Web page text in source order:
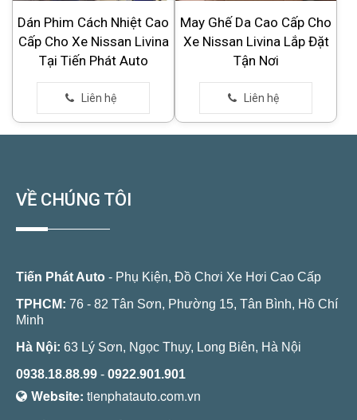
Dán Phim Cách Nhiệt Cao
Cấp Cho Xe Nissan Livina
Tại Tiến Phát Auto
May Ghế Da Cao Cấp Cho
Xe Nissan Livina Lắp Đặt
Tận Nơi
VỀ CHÚNG TÔI
Tiến Phát Auto - Phụ Kiện, Đồ Chơi Xe Hơi Cao Cấp
TPHCM: 76 - 82 Tân Sơn, Phường 15, Tân Bình, Hồ Chí
Minh
Hà Nội: 63 Lý Sơn, Ngọc Thụy, Long Biên, Hà Nội
0938.18.88.99 - 0922.901.901
Website: tienphatauto.com.vn